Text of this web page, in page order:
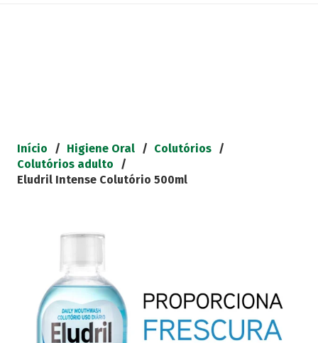
Início / Higiene Oral / Colutórios /
Colutórios adulto
/
Eludril Intense Colutório 500ml